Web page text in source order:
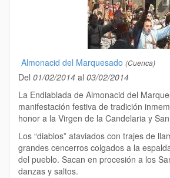
Almonacid del Marquesado (Cuenca)
Del 01/02/2014 al 03/02/2014
La Endiablada de Almonacid del
manifestación festiva de tradición
honor a la Virgen de la Candelaria y
Los “diablos” ataviados con trajes de
grandes cencerros colgados a la
del pueblo. Sacan en procesión a los
danzas y saltos.